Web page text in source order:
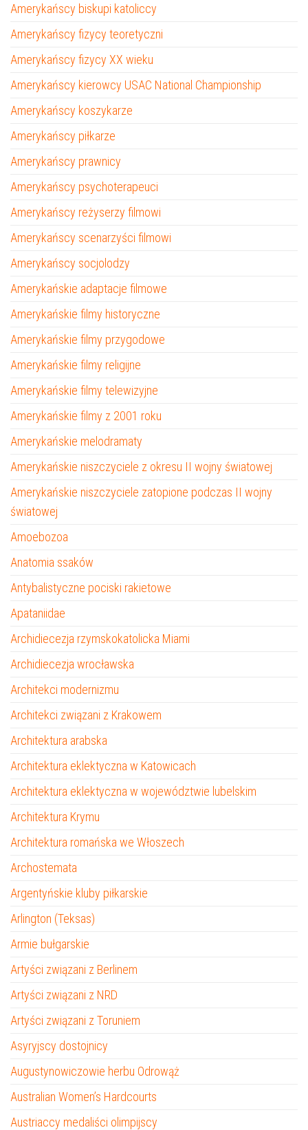
Amerykańscy biskupi katoliccy
Amerykańscy fizycy teoretyczni
Amerykańscy fizycy XX wieku
Amerykańscy kierowcy USAC National Championship
Amerykańscy koszykarze
Amerykańscy piłkarze
Amerykańscy prawnicy
Amerykańscy psychoterapeuci
Amerykańscy reżyserzy filmowi
Amerykańscy scenarzyści filmowi
Amerykańscy socjolodzy
Amerykańskie adaptacje filmowe
Amerykańskie filmy historyczne
Amerykańskie filmy przygodowe
Amerykańskie filmy religijne
Amerykańskie filmy telewizyjne
Amerykańskie filmy z 2001 roku
Amerykańskie melodramaty
Amerykańskie niszczyciele z okresu II wojny światowej
Amerykańskie niszczyciele zatopione podczas II wojny
światowej
Amoebozoa
Anatomia ssaków
Antybalistyczne pociski rakietowe
Apataniidae
Archidiecezja rzymskokatolicka Miami
Archidiecezja wrocławska
Architekci modernizmu
Architekci związani z Krakowem
Architektura arabska
Architektura eklektyczna w Katowicach
Architektura eklektyczna w województwie lubelskim
Architektura Krymu
Architektura romańska we Włoszech
Archostemata
Argentyńskie kluby piłkarskie
Arlington (Teksas)
Armie bułgarskie
Artyści związani z Berlinem
Artyści związani z NRD
Artyści związani z Toruniem
Asyryjscy dostojnicy
Augustynowiczowie herbu Odrowąż
Australian Women’s Hardcourts
Austriaccy medaliści olimpijscy